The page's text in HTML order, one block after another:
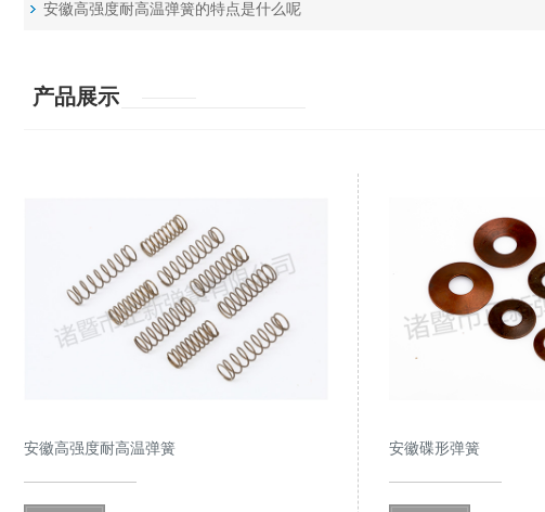
安徽高强度耐高温弹簧的特点是什么呢
产品展示
安徽高强度耐高温弹簧 安徽碟形弹簧